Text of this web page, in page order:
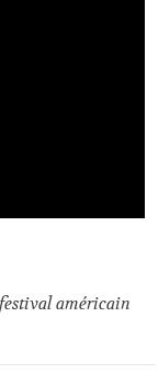
festival américain